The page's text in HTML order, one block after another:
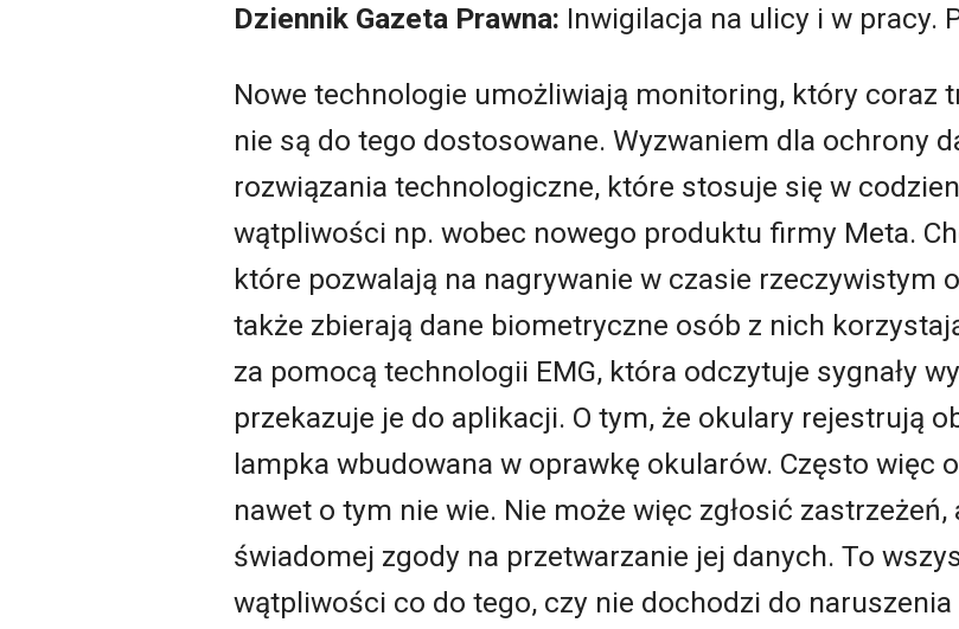
Dziennik Gazeta Prawna: Inwigilacja na ulicy i w pracy.
Nowe technologie umożliwiają monitoring, który coraz
nie są do tego dostosowane. Wyzwaniem dla ochrony
rozwiązania technologiczne, które stosuje się w
wątpliwości np. wobec nowego produktu firmy Meta.
które pozwalają na nagrywanie w czasie rzeczywistym
także zbierają dane biometryczne osób z nich
za pomocą technologii EMG, która odczytuje sygnały
przekazuje je do aplikacji. O tym, że okulary rejestrują
lampka wbudowana w oprawkę okularów. Często więc
nawet o tym nie wie. Nie może więc zgłosić
świadomej zgody na przetwarzanie jej danych. To
wątpliwości co do tego, czy nie dochodzi do